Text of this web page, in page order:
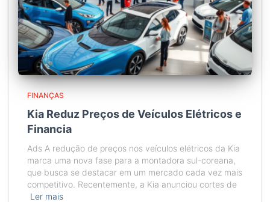
FINANÇAS
Kia Reduz Preços de Veículos Elétricos e
Financia
Ads A redução de preços nos veículos elétricos da Kia
marca uma nova fase para a montadora sul-coreana,
que busca se destacar em um mercado cada vez mais
competitivo. Recentemente, a Kia anunciou cortes de
Ler mais